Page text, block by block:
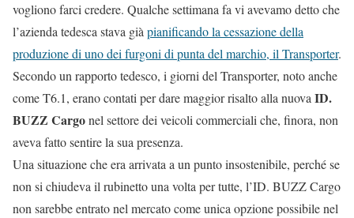
vogliono farci credere. Qualche settimana fa vi avevamo detto che
l’azienda tedesca stava giàpianificando la cessazione della
produzione di uno dei furgoni di punta del marchio, il Transporter.
Secondo un rapporto tedesco, i giorni del Transporter, noto anche
come T6.1, erano contati per dare maggior risalto alla nuovaID.
BUZZ Cargonel settore dei veicoli commerciali che, finora, non
aveva fatto sentire la sua presenza.
Una situazione che era arrivata a un punto insostenibile, perché se
non si chiudeva il rubinetto una volta per tutte, l’ID. BUZZ Cargo
non sarebbe entrato nel mercato come unica opzione possibile nel